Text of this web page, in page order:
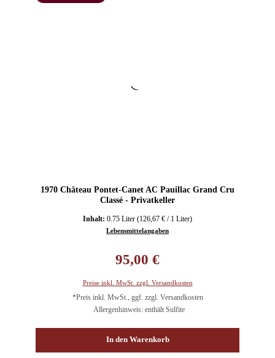
1970 Château Pontet-Canet AC Pauillac Grand Cru
Classé - Privatkeller
Inhalt: 0.75 Liter (126,67 € / 1 Liter)
Lebensmittelangaben
95,00 €
Preise inkl. MwSt. zzgl. Versandkosten
*Preis inkl. MwSt., ggf. zzgl. Versandkosten
Allergenhinweis: enthält Sulfite
In den Warenkorb